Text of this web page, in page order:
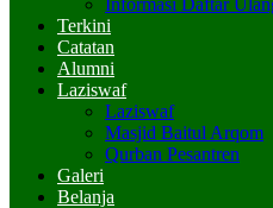
Informasi Daftar
Terkini
Catatan
Alumni
Laziswaf
Laziswaf
Masjid Baitul Arqom
Qurban Pesantren
Galeri
Belanja